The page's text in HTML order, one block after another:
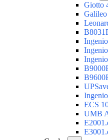
Giotto
ECS
UMB